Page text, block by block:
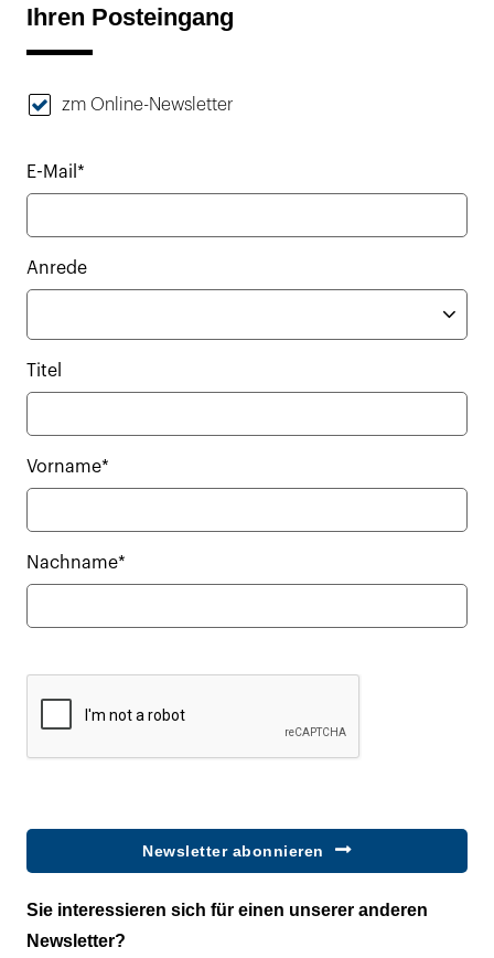
Ihren Posteingang
zm Online-Newsletter
E-Mail*
Anrede
Titel
Vorname*
Nachname*
Newsletter abonnieren
Sie interessieren sich für einen unserer anderen
Newsletter?